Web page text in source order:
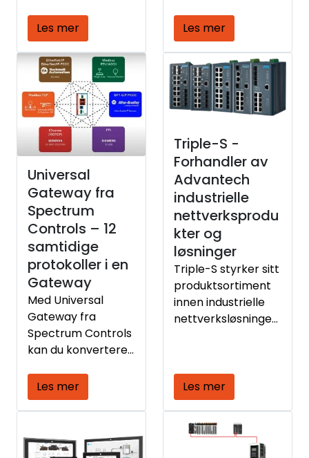
HMI-teknologi.
Målet er å styrke
posisjonen som
ledende HMI-
løsning gjennom
forbedret
databehandling,
brukervennlig
design og økt
sikkerhet.
Les mer Les mer
Universal
Gateway fra
Spectrum
Controls – 12
samtidige
protokoller i en
Gateway
Med Universal
Gateway fra
Spectrum Controls
kan du konvertere
opptil 12 samtidige
protokoller i en og
samme Gateway,
sensorer og
Les mer
Triple-S -
Forhandler av
Advantech
industrielle
nettverksprodu
kter og
løsninger
Triple-S styrker sitt
produktsortiment
innen industrielle
nettverksløsninger
global leder innen
industriell teknologi.
Les mer